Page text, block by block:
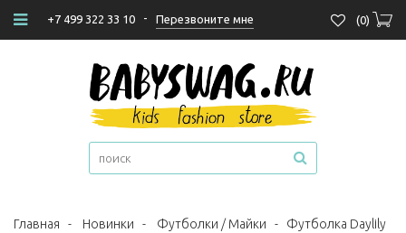
+7 499 322 33 10 - Перезвоните мне (0)
Главная - Новинки - Футболки / Майки - Футболка Daylily